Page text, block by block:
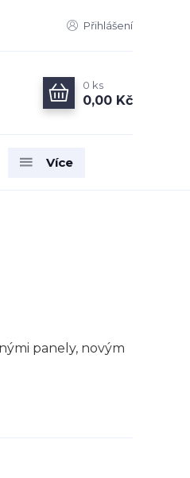
Přihlášení
0 ks
0,00 Kč
Více
panely, novým